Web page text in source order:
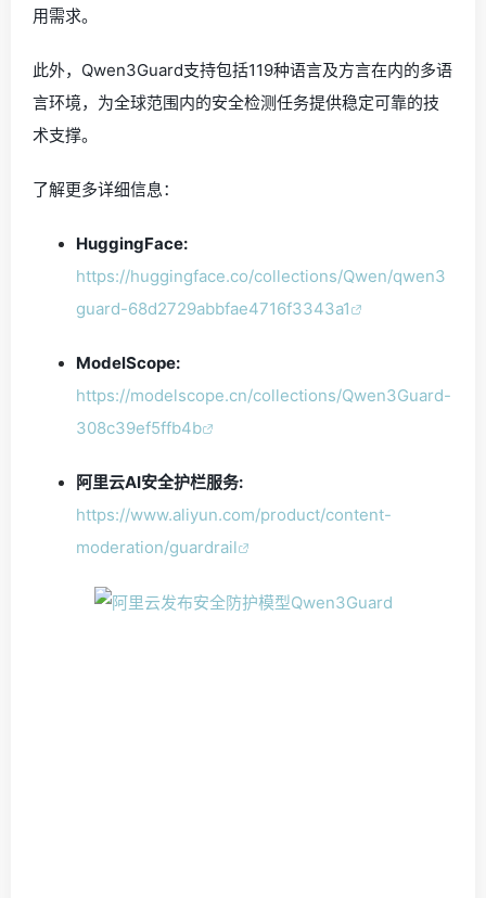
用需求。
此外，Qwen3Guard支持包括119种语言及方言在内的多语
言环境，为全球范围内的安全检测任务提供稳定可靠的技
术支撑。
了解更多详细信息：
HuggingFace:
https://huggingface.co/collections/Qwen/qwen3
guard-68d2729abbfae4716f3343a1
ModelScope:
https://modelscope.cn/collections/Qwen3Guard-
308c39ef5ffb4b
阿里云AI安全护栏服务:
https://www.aliyun.com/product/content-
moderation/guardrail